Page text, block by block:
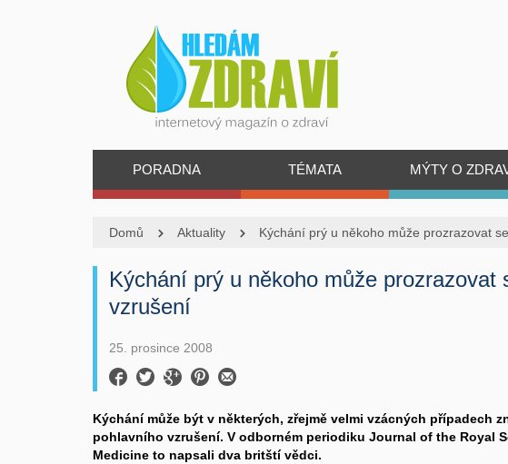
PORADNA TÉMATA MÝTY O
Domů Aktuality Kýchání prý u někoho může prozrazovat
Kýchání prý u někoho může prozrazovat
vzrušení
25. prosince 2008
Kýchání může být v některých, zřejmě velmi vzácných případech
pohlavního vzrušení. V odborném periodiku Journal of the Royal
Medicine to napsali dva britští vědci.